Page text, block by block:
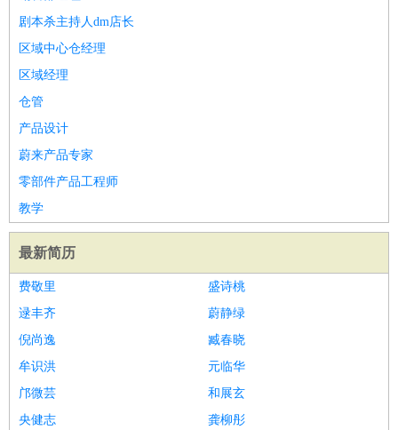
剧本杀主持人dm店长
区域中心仓经理
区域经理
仓管
产品设计
蔚来产品专家
零部件产品工程师
教学
最新简历
费敬里
盛诗桃
逯丰齐
蔚静绿
倪尚逸
臧春晓
牟识洪
元临华
邝微芸
和展玄
央健志
龚柳彤